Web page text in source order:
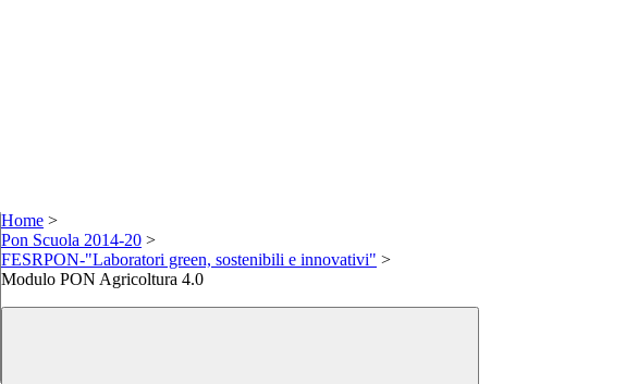
Home >
Pon Scuola 2014-20 >
FESRPON-"Laboratori green, sostenibili e innovativi" >
Modulo PON Agricoltura 4.0